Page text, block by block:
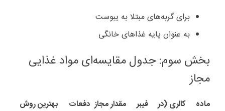
برای گربه‌های مبتلا به یبوست
به عنوان پایه غذاهای خانگی
بخش سوم: جدول مقایسه‌ای مواد غذایی
مجاز
ماده
کالری (در
فیبر
مقدار مجاز دفعات
بهترین روش